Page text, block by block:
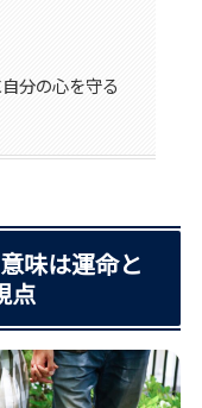
分の心を守る
味は運命と
点